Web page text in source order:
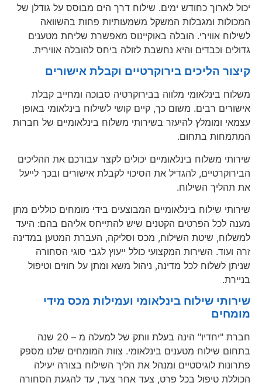
יכול לארוך כחודש ימים. שילוח דרך הים מבוסס על גודלן של
המכולות ומגבלות המשקל משמעותיות פחות בהשוואה
לשילוח אווירי. הובלה באוקיינוס מאפשרת שליחת מטענים
גדולים וכבדים והיא נחשבת לזולה ביחס להובלה אווירית.
קיצור הליכים בירוקרטיים וקבלת אישורים
משלוח בינלאומי מלווה בבירוקרטיה סבוכה ומחייב קבלת
אישורים רבים. משום כך, קיים קושי לשילוח בינלאומי באופן
עצמאי ומומלץ להיעזר בשירותי משלוח בינלאומיים של חברות
המתמחות בתחום.
שירותי משלוח בינלאומיים יכולים לקצר עבורכם את ההליכים
הבירוקרטיים, להגדיל את הסיכוי לקבלת אישורים ובכך לייעל
את תהליך השילוח.
שירותי שילוח בינלאומיים המבוצעים בידי מומחים כוללים מתן
מענה לכל הפרטים הקטנים שיש להתייחס אליהם בהם: היעד
למשלוח, שיטת השילוח, מכס וסליקה, העברת המטען במדינה
זרה ועוד. השירות המקצועי כולל ייעוץ לגבי סוגי הסחורה
שניתן לשלוח לכל מדינה, ניהול משא ומתן על חוזים וטיפול
בניירת.
שירותי שילוח בינלאומי ועמילות מכס מידי
מומחים
חברת "יחדיו" הינה בעלת וותק של למעלה מ – 20 שנה
בתחום שילוח מטענים בינלאומי. צוות המומחים שלנו מספק
פתרונות לוגיסטיים ומנהל את הליך השילוח בצורה יעילה
הכוללת טיפול בכל פרט, צעד אחר צעד, עד להגעת הסחורה